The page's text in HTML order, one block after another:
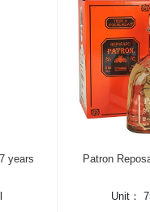
years Patron
Unit：